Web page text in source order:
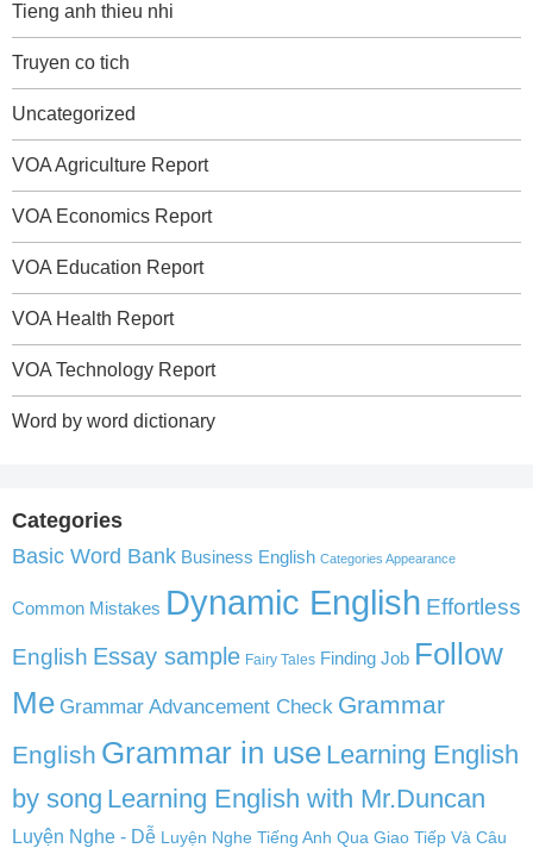
Tieng anh thieu nhi
Truyen co tich
Uncategorized
VOA Agriculture Report
VOA Economics Report
VOA Education Report
VOA Health Report
VOA Technology Report
Word by word dictionary
Categories
Basic Word Bank Business English Categories Appearance
Common Mistakes Dynamic English Effortless
English Essay sample Fairy Tales Finding Job Follow
Me Grammar Advancement Check Grammar
English Grammar in use Learning English
by song Learning English with Mr.Duncan
Luyện Nghe - Dễ Luyện Nghe Tiếng Anh Qua Giao Tiếp Và Câu